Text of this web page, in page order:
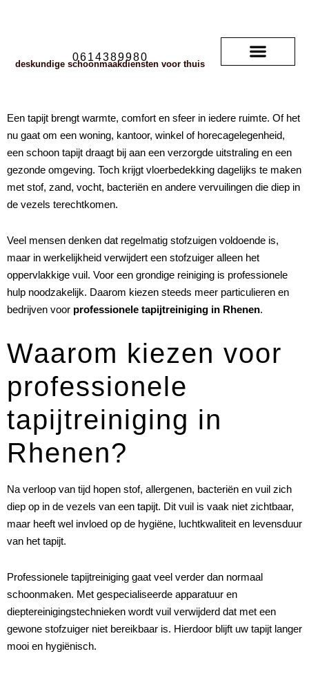
0614389980
deskundige schoonmaakdiensten voor thuis
Een tapijt brengt warmte, comfort en sfeer in iedere ruimte. Of het
nu gaat om een woning, kantoor, winkel of horecagelegenheid,
een schoon tapijt draagt bij aan een verzorgde uitstraling en een
gezonde omgeving. Toch krijgt vloerbedekking dagelijks te maken
met stof, zand, vocht, bacteriën en andere vervuilingen die diep in
de vezels terechtkomen.
Veel mensen denken dat regelmatig stofzuigen voldoende is,
maar in werkelijkheid verwijdert een stofzuiger alleen het
oppervlakkige vuil. Voor een grondige reiniging is professionele
hulp noodzakelijk. Daarom kiezen steeds meer particulieren en
bedrijven voor professionele tapijtreiniging in Rhenen.
Waarom kiezen voor
professionele
tapijtreiniging in
Rhenen?
Na verloop van tijd hopen stof, allergenen, bacteriën en vuil zich
diep op in de vezels van een tapijt. Dit vuil is vaak niet zichtbaar,
maar heeft wel invloed op de hygiëne, luchtkwaliteit en levensduur
van het tapijt.
Professionele tapijtreiniging gaat veel verder dan normaal
schoonmaken. Met gespecialiseerde apparatuur en
dieptereinigingstechnieken wordt vuil verwijderd dat met een
gewone stofzuiger niet bereikbaar is. Hierdoor blijft uw tapijt langer
mooi en hygiënisch.